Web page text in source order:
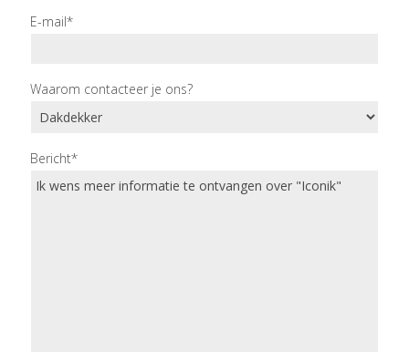
E-mail*
Waarom contacteer je ons?
Bericht*